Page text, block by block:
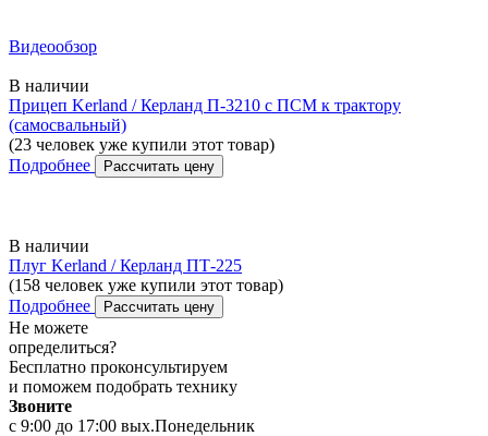
Видеообзор
В наличии
Прицеп Kerland / Керланд П-3210 с ПСМ к трактору
(самосвальный)
(23 человек уже купили этот товар)
Подробнее
Рассчитать цену
В наличии
Плуг Kerland / Керланд ПТ-225
(158 человек уже купили этот товар)
Подробнее
Рассчитать цену
Не можете
определиться?
Бесплатно проконсультируем
и поможем подобрать технику
Звоните
с 9:00 до 17:00 вых.Понедельник